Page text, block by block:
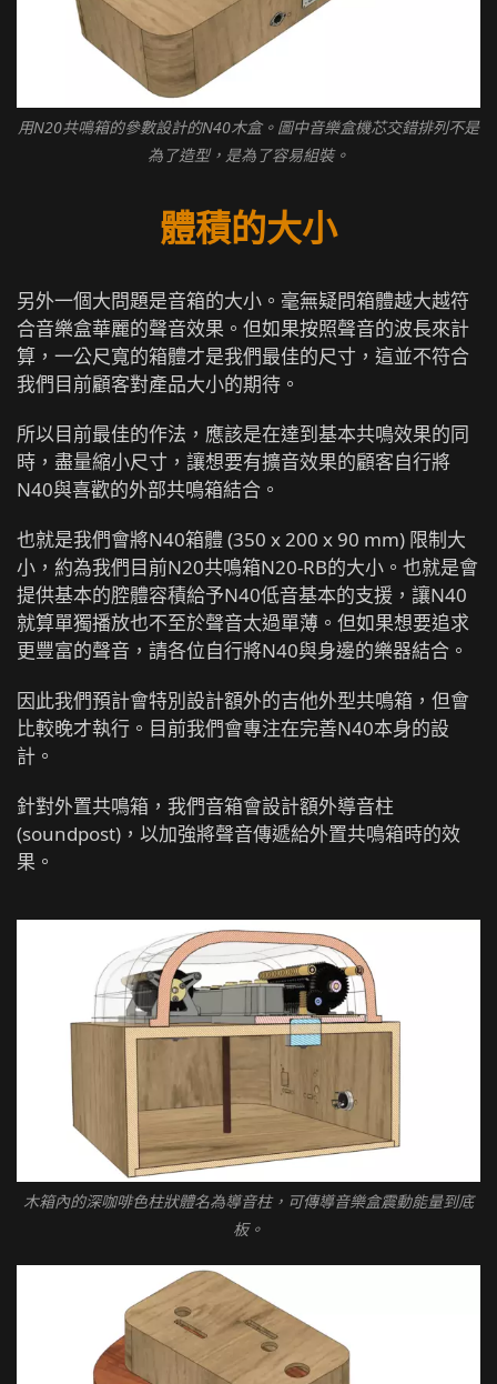
用N20共鳴箱的參數設計的N40木盒。圖中音樂盒機芯交錯排列不是
為了造型，是為了容易組裝。
體積的大小
另外一個大問題是音箱的大小。毫無疑問箱體越大越符
合音樂盒華麗的聲音效果。但如果按照聲音的波長來計
算，一公尺寬的箱體才是我們最佳的尺寸，這並不符合
我們目前顧客對產品大小的期待。
所以目前最佳的作法，應該是在達到基本共鳴效果的同
時，盡量縮小尺寸，讓想要有擴音效果的顧客自行將
N40與喜歡的外部共鳴箱結合。
也就是我們會將N40箱體 (350 x 200 x 90 mm) 限制大
小，約為我們目前N20共鳴箱N20-RB的大小。也就是會
提供基本的腔體容積給予N40低音基本的支援，讓N40
就算單獨播放也不至於聲音太過單薄。但如果想要追求
更豐富的聲音，請各位自行將N40與身邊的樂器結合。
因此我們預計會特別設計額外的吉他外型共鳴箱，但會
比較晚才執行。目前我們會專注在完善N40本身的設
計。
針對外置共鳴箱，我們音箱會設計額外導音柱
(soundpost)，以加強將聲音傳遞給外置共鳴箱時的效
果。
木箱內的深咖啡色柱狀體名為導音柱，可傳導音樂盒震動能量到底
板。